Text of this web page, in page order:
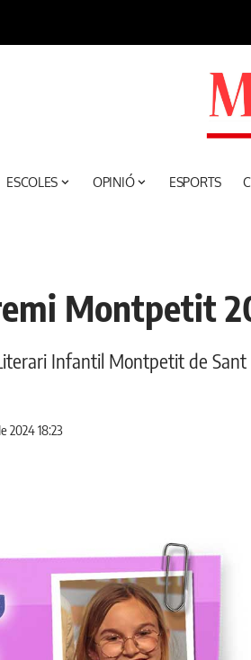
ESCOLES OPINIÓ ESPORTS
Montpetit
Infantil Montpetit de Sant
2024 18:23